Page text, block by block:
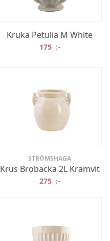
Kruka Petulia M White
175 :-
STRÖMSHAGA
Krus Brobacka 2L Krämvit
275 :-